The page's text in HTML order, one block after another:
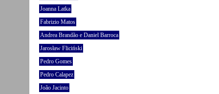
Joanna Latka
Fabrizio Matos
Andrea Brandão e Daniel Barroca
Jarosław Fliciński
Pedro Gomes
Pedro Calapez
João Jacinto